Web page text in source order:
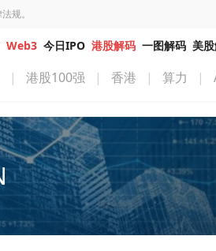
规。
Web3 今日IPO 港股解码 一图解码 美
| 港股100强 | 香港 | 算力 |